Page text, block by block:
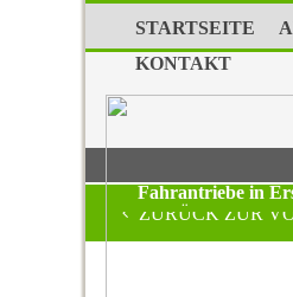
STARTSEITE
KONTAKT
Fahrantriebe in
ZURÜCK ZUR